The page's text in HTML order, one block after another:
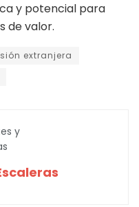
y potencial para
de valor.
extranjera